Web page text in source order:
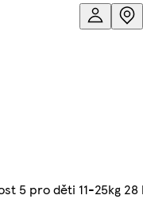
5 pro děti 11-25kg 28